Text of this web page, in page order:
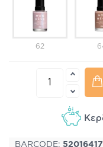
62
BARCODE: